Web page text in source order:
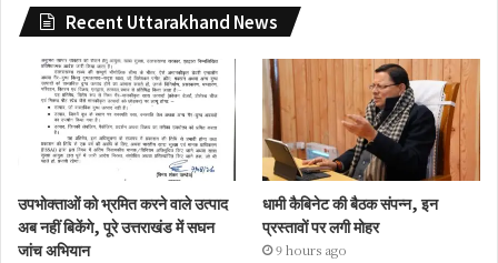
Recent Uttarakhand News
उपभोक्ताओं को भ्रमित करने वाले उत्पाद
अब नहीं बिकेंगे, पूरे उत्तराखंड में सघन
जांच अभियान
धामी कैबिनेट की बैठक संपन्न, इन
प्रस्तावों पर लगी मोहर
9 hours ago